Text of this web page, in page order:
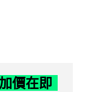
價在即